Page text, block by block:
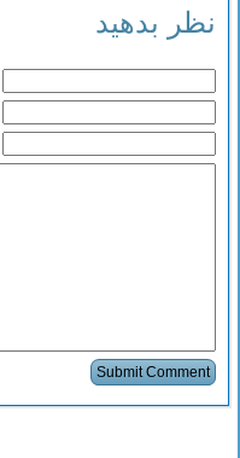
نظر بدهید